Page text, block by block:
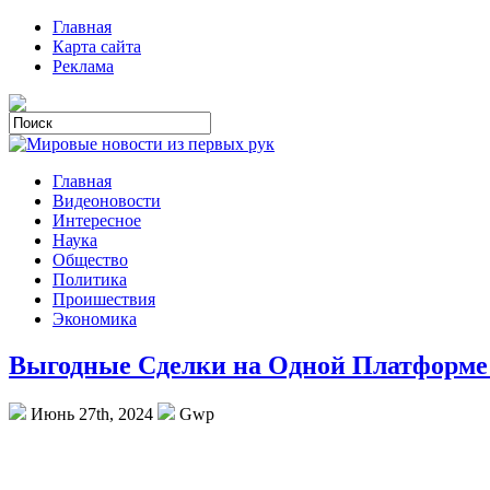
Главная
Карта сайта
Реклама
Главная
Видеоновости
Интересное
Наука
Общество
Политика
Проишествия
Экономика
Выгодные Сделки на Одной
Июнь 27th, 2024 Gwp